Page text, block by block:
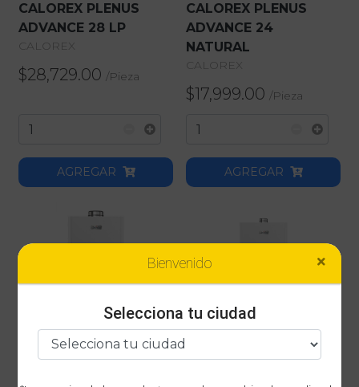
Bienvenido
Selecciona tu ciudad
CALOREX PLENUS
ADVANCE 28 LP
CALOREX
$28,729.00 /Pieza
AGREGAR
CALOREX PLENUS
ADVANCE 24
NATURAL
CALOREX
$17,999.00 /Pieza
AGREGAR
BOILER INSTANTANEO
CALOREX PLENUS
BOILER INSTANTANEO